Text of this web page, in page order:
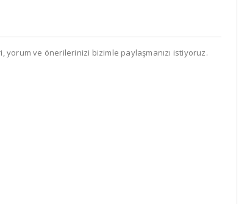
yorum ve önerilerinizi bizimle paylaşmanızı istiyoruz.